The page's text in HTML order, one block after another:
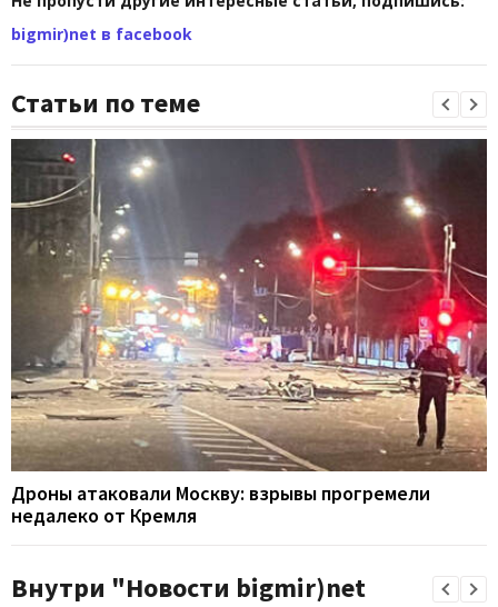
bigmir)net в facebook
Статьи по теме
Дроны атаковали Москву: взрывы прогремели
недалеко от Кремля
Внутри "Новости bigmir)net